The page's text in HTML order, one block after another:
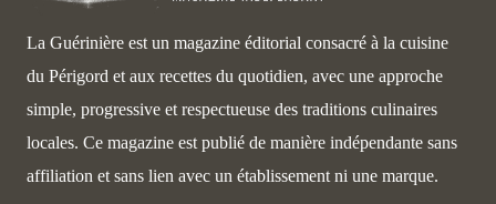
La Guérinière est un magazine éditorial consacré à la cuisine
du Périgord et aux recettes du quotidien, avec une approche
simple, progressive et respectueuse des traditions culinaires
locales. Ce magazine est publié de manière indépendante sans
affiliation et sans lien avec un établissement ni une marque.